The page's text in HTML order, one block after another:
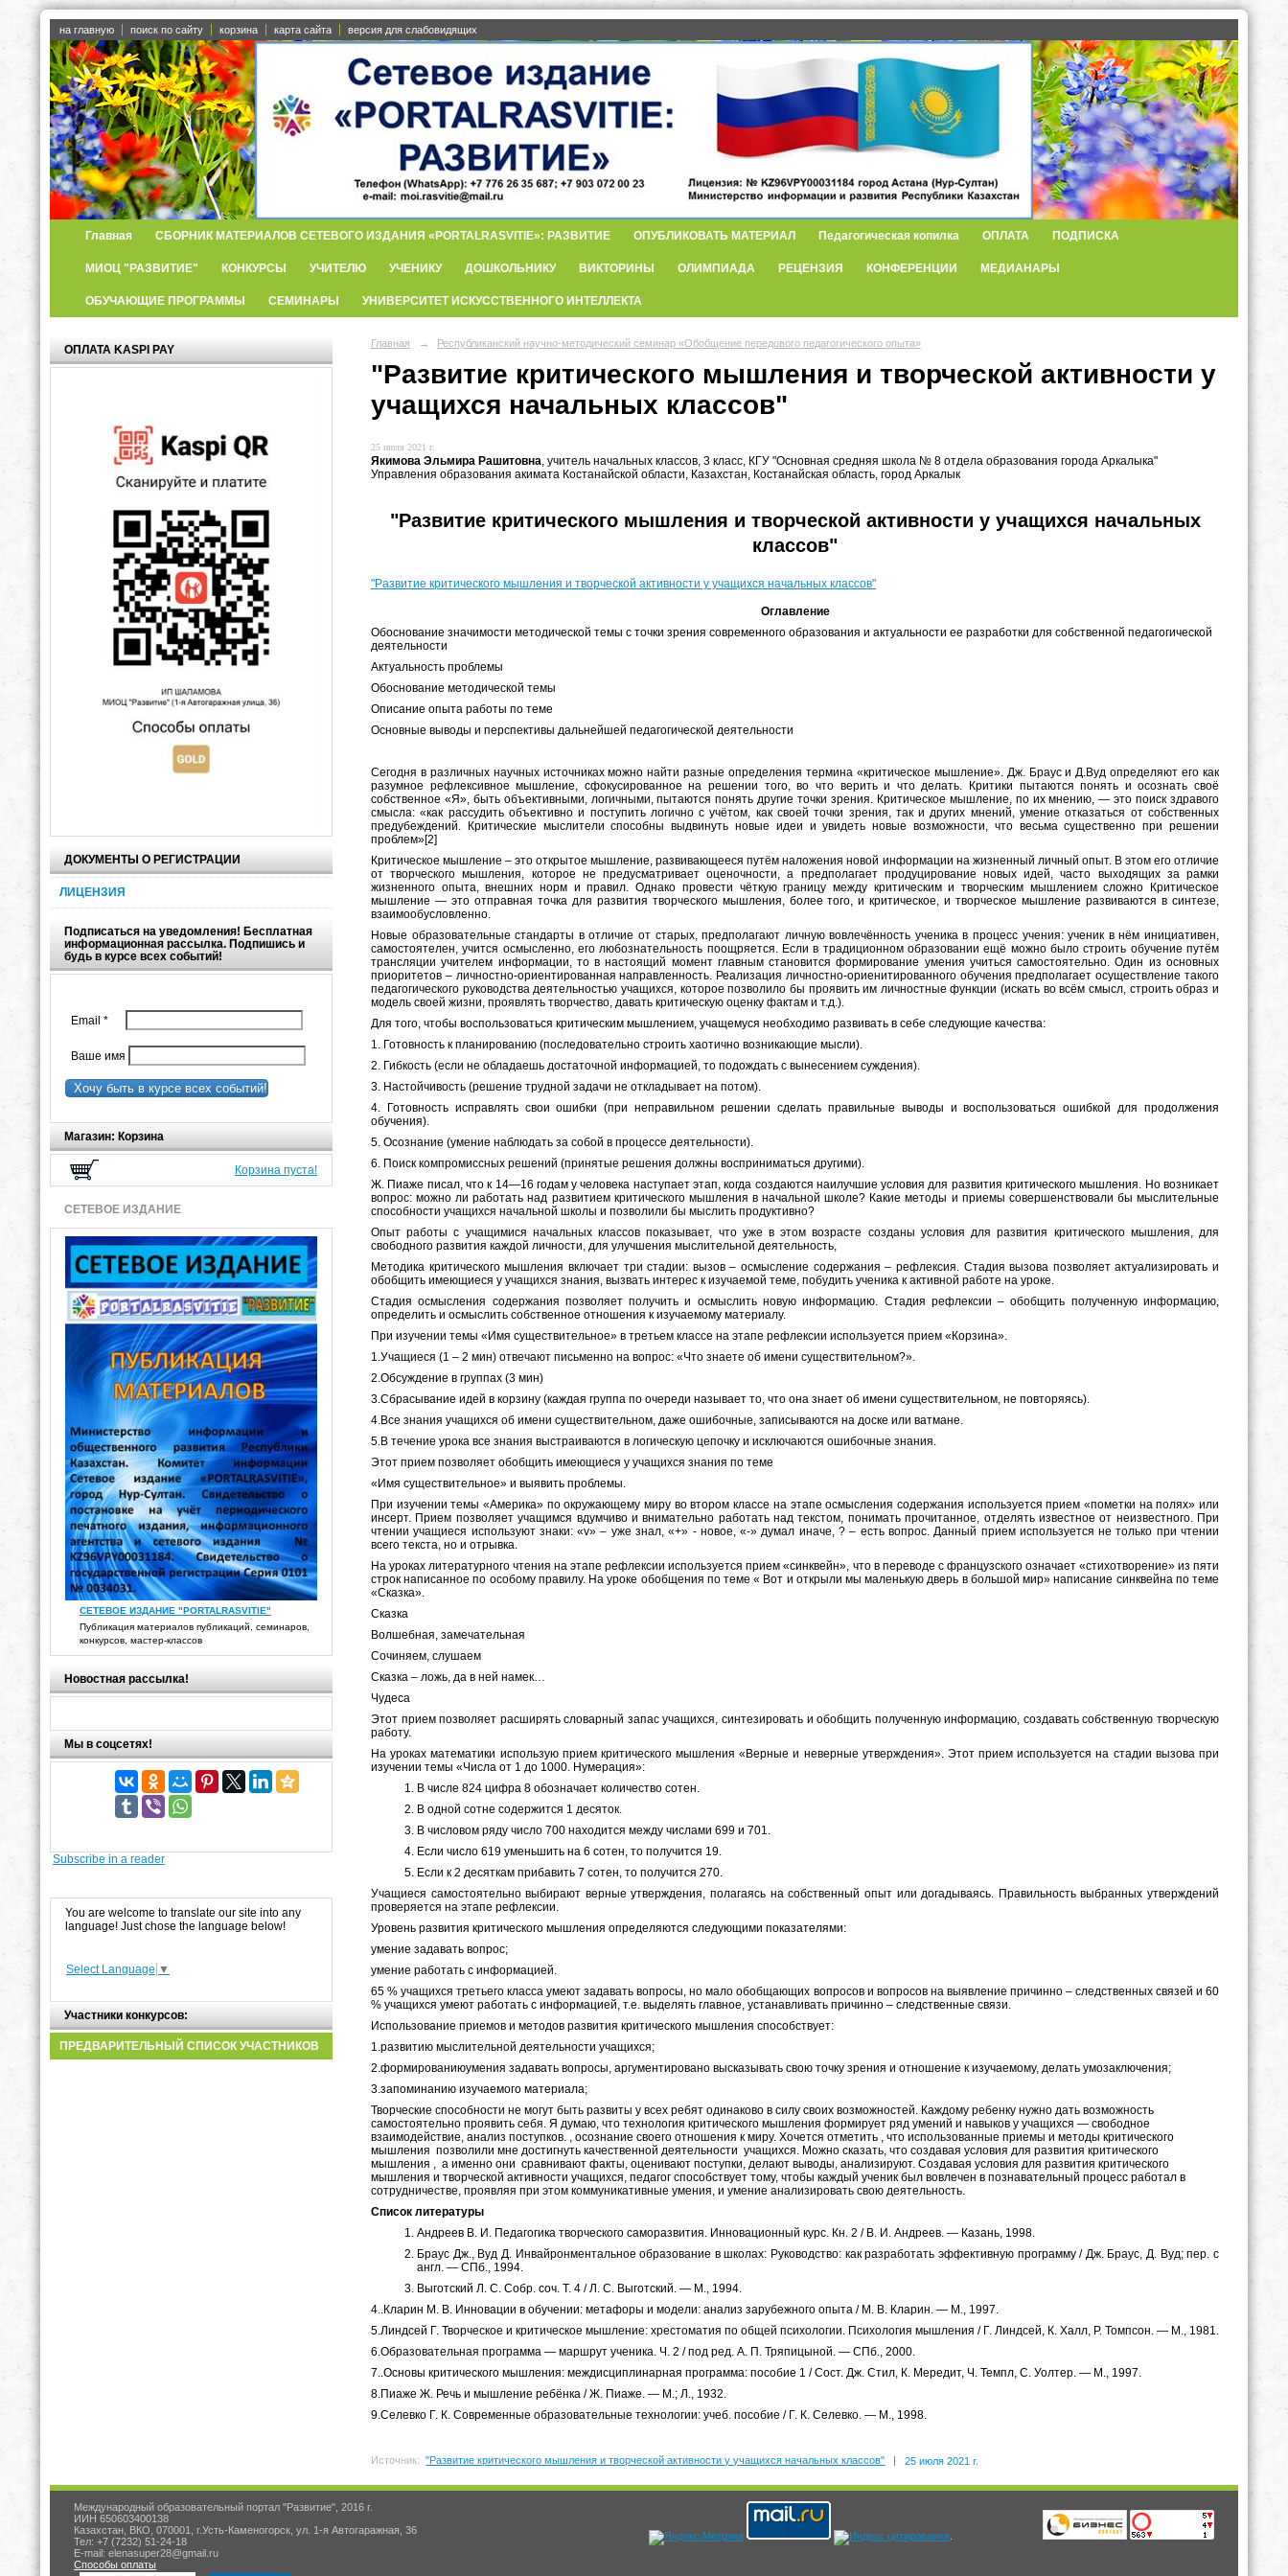
на главную поиск по сайту корзина карта сайта версия для слабовидящих
Главная СБОРНИК МАТЕРИАЛОВ СЕТЕВОГО ИЗДАНИЯ «PORTALRASVITIE»: РАЗВИТИЕ ОПУБЛИКОВАТЬ МАТЕРИАЛ Педагогическая копилка ОПЛАТА ПОДПИСКА
МИОЦ "РАЗВИТИЕ" КОНКУРСЫ УЧИТЕЛЮ УЧЕНИКУ ДОШКОЛЬНИКУ ВИКТОРИНЫ ОЛИМПИАДА РЕЦЕНЗИЯ КОНФЕРЕНЦИИ МЕДИАНАРЫ
ОБУЧАЮЩИЕ ПРОГРАММЫ СЕМИНАРЫ УНИВЕРСИТЕТ ИСКУССТВЕННОГО ИНТЕЛЛЕКТА
ОПЛАТА KASPI PAY
ДОКУМЕНТЫ О РЕГИСТРАЦИИ
ЛИЦЕНЗИЯ
Подписаться на уведомления! Бесплатная
информационная рассылка. Подпишись и
будь в курсе всех событий!
Email *
Ваше имя
Хочу быть в курсе всех событий!
Магазин: Корзина
Корзина пуста!
СЕТЕВОЕ ИЗДАНИЕ
СЕТЕВОЕ ИЗДАНИЕ "PORTALRASVITIE"
Публикация материалов публикаций, семинаров,
конкурсов, мастер-классов
Новостная рассылка!
Мы в соцсетях!
Subscribe in a reader
You are welcome to translate our site into any
language! Just chose the language below!
Select Language ▼
Участники конкурсов:
ПРЕДВАРИТЕЛЬНЫЙ СПИСОК УЧАСТНИКОВ
Главная → Республиканский научно-методический семинар «Обобщение передового педагогического опыта»
"Развитие критического мышления и творческой активности у
учащихся начальных классов"
25 июля 2021 г.
Якимова Эльмира Рашитовна , учитель начальных классов, 3 класс, КГУ "Основная средняя школа № 8 отдела образования города Аркалыка"
Управления образования акимата Костанайской области, Казахстан, Костанайская область, город Аркалык
"Развитие критического мышления и творческой активности у учащихся начальных
классов"
"Развитие критического мышления и творческой активности у учащихся начальных классов"
Оглавление
Обоснование значимости методической темы с точки зрения современного образования и актуальности ее разработки для собственной педагогической
деятельности
Актуальность проблемы
Обоснование методической темы
Описание опыта работы по теме
Основные выводы и перспективы дальнейшей педагогической деятельности
Сегодня в различных научных источниках можно найти разные определения термина «критическое мышление». Дж. Браус и Д.Вуд определяют его как
разумное рефлексивное мышление, сфокусированное на решении того, во что верить и что делать. Критики пытаются понять и осознать своё
собственное «Я», быть объективными, логичными, пытаются понять другие точки зрения. Критическое мышление, по их мнению, — это поиск здравого
смысла: «как рассудить объективно и поступить логично с учётом, как своей точки зрения, так и других мнений, умение отказаться от собственных
предубеждений. Критические мыслители способны выдвинуть новые идеи и увидеть новые возможности, что весьма существенно при решении
проблем»[2]
Критическое мышление – это открытое мышление, развивающееся путём наложения новой информации на жизненный личный опыт. В этом его отличие
от творческого мышления, которое не предусматривает оценочности, а предполагает продуцирование новых идей, часто выходящих за рамки
жизненного опыта, внешних норм и правил. Однако провести чёткую границу между критическим и творческим мышлением сложно Критическое
мышление — это отправная точка для развития творческого мышления, более того, и критическое, и творческое мышление развиваются в синтезе,
взаимообусловленно.
Новые образовательные стандарты в отличие от старых, предполагают личную вовлечённость ученика в процесс учения: ученик в нём инициативен,
самостоятелен, учится осмысленно, его любознательность поощряется. Если в традиционном образовании ещё можно было строить обучение путём
трансляции учителем информации, то в настоящий момент главным становится формирование умения учиться самостоятельно. Один из основных
приоритетов – личностно-ориентированная направленность. Реализация личностно-ориенитированного обучения предполагает осуществление такого
педагогического руководства деятельностью учащихся, которое позволило бы проявить им личностные функции (искать во всём смысл, строить образ и
модель своей жизни, проявлять творчество, давать критическую оценку фактам и т.д.).
Для того, чтобы воспользоваться критическим мышлением, учащемуся необходимо развивать в себе следующие качества:
1. Готовность к планированию (последовательно строить хаотично возникающие мысли).
2. Гибкость (если не обладаешь достаточной информацией, то подождать с вынесением суждения).
3. Настойчивость (решение трудной задачи не откладывает на потом).
4. Готовность исправлять свои ошибки (при неправильном решении сделать правильные выводы и воспользоваться ошибкой для продолжения
обучения).
5. Осознание (умение наблюдать за собой в процессе деятельности).
6. Поиск компромиссных решений (принятые решения должны восприниматься другими).
Ж. Пиаже писал, что к 14—16 годам у человека наступает этап, когда создаются наилучшие условия для развития критического мышления. Но возникает
вопрос: можно ли работать над развитием критического мышления в начальной школе? Какие методы и приемы совершенствовали бы мыслительные
способности учащихся начальной школы и позволили бы мыслить продуктивно?
Опыт работы с учащимися начальных классов показывает, что уже в этом возрасте созданы условия для развития критического мышления, для
свободного развития каждой личности, для улучшения мыслительной деятельность,
Методика критического мышления включает три стадии: вызов – осмысление содержания – рефлексия. Стадия вызова позволяет актуализировать и
обобщить имеющиеся у учащихся знания, вызвать интерес к изучаемой теме, побудить ученика к активной работе на уроке.
Стадия осмысления содержания позволяет получить и осмыслить новую информацию. Стадия рефлексии – обобщить полученную информацию,
определить и осмыслить собственное отношения к изучаемому материалу.
При изучении темы «Имя существительное» в третьем классе на этапе рефлексии используется прием «Корзина».
1.Учащиеся (1 – 2 мин) отвечают письменно на вопрос: «Что знаете об имени существительном?».
2.Обсуждение в группах (3 мин)
3.Сбрасывание идей в корзину (каждая группа по очереди называет то, что она знает об имени существительном, не повторяясь).
4.Все знания учащихся об имени существительном, даже ошибочные, записываются на доске или ватмане.
5.В течение урока все знания выстраиваются в логическую цепочку и исключаются ошибочные знания.
Этот прием позволяет обобщить имеющиеся у учащихся знания по теме
«Имя существительное» и выявить проблемы.
При изучении темы «Америка» по окружающему миру во втором классе на этапе осмысления содержания используется прием «пометки на полях» или
инсерт. Прием позволяет учащимся вдумчиво и внимательно работать над текстом, понимать прочитанное, отделять известное от неизвестного. При
чтении учащиеся используют знаки: «v» – уже знал, «+» - новое, «-» думал иначе, ? – есть вопрос. Данный прием используется не только при чтении
всего текста, но и отрывка.
На уроках литературного чтения на этапе рефлексии используется прием «синквейн», что в переводе с французского означает «стихотворение» из пяти
строк написанное по особому правилу. На уроке обобщения по теме « Вот и открыли мы маленькую дверь в большой мир» написание синквейна по теме
«Сказка».
Сказка
Волшебная, замечательная
Сочиняем, слушаем
Сказка – ложь, да в ней намек…
Чудеса
Этот прием позволяет расширять словарный запас учащихся, синтезировать и обобщить полученную информацию, создавать собственную творческую
работу.
На уроках математики использую прием критического мышления «Верные и неверные утверждения». Этот прием используется на стадии вызова при
изучении темы «Числа от 1 до 1000. Нумерация»:
В числе 824 цифра 8 обозначает количество сотен.
В одной сотне содержится 1 десяток.
В числовом ряду число 700 находится между числами 699 и 701.
Если число 619 уменьшить на 6 сотен, то получится 19.
Если к 2 десяткам прибавить 7 сотен, то получится 270.
Учащиеся самостоятельно выбирают верные утверждения, полагаясь на собственный опыт или догадываясь. Правильность выбранных утверждений
проверяется на этапе рефлексии.
Уровень развития критического мышления определяются следующими показателями:
умение задавать вопрос;
умение работать с информацией.
65 % учащихся третьего класса умеют задавать вопросы, но мало обобщающих вопросов и вопросов на выявление причинно – следственных связей и 60
% учащихся умеют работать с информацией, т.е. выделять главное, устанавливать причинно – следственные связи.
Использование приемов и методов развития критического мышления способствует:
1.развитию мыслительной деятельности учащихся;
2.формированиюумения задавать вопросы, аргументировано высказывать свою точку зрения и отношение к изучаемому, делать умозаключения;
3.запоминанию изучаемого материала;
Творческие способности не могут быть развиты у всех ребят одинаково в силу своих возможностей. Каждому ребенку нужно дать возможность
самостоятельно проявить себя. Я думаю, что технология критического мышления формирует ряд умений и навыков у учащихся — свободное
взаимодействие, анализ поступков. , осознание своего отношения к миру. Хочется отметить , что использованные приемы и методы критического
мышления позволили мне достигнуть качественной деятельности учащихся. Можно сказать, что создавая условия для развития критического
мышления , а именно они сравнивают факты, оценивают поступки, делают выводы, анализируют. Создавая условия для развития критического
мышления и творческой активности учащихся, педагог способствует тому, чтобы каждый ученик был вовлечен в познавательный процесс работал в
сотрудничестве, проявляя при этом коммуникативные умения, и умение анализировать свою деятельность.
Список литературы
Андреев В. И. Педагогика творческого саморазвития. Инно­вационный курс. Кн. 2 / В. И. Андреев. — Казань, 1998.
Браус Дж., Вуд Д. Инвайронментальное образование в шко­лах: Руководство: как разработать эффективную программу / Дж. Браус, Д. Вуд; пер. с
англ. — СПб., 1994.
Выготский Л. С. Собр. соч. Т. 4 / Л. С. Выготский. — М., 1994.
4..Кларин М. В. Инновации в обучении: метафоры и модели: анализ зарубежного опыта / М. В. Кларин. — М., 1997.
5.Линдсей Г. Творческое и критическое мышление: хрестоматия по общей психологии. Психология мышления / Г. Линдсей, К. Халл, Р. Томпсон. — М., 1981.
6.Образовательная программа — маршрут ученика. Ч. 2 / под ред. А. П. Тряпицыной. — СПб., 2000.
7..Основы критического мышления: междисциплинарная програм­ма: пособие 1 / Сост. Дж. Стил, К. Мередит, Ч. Темпл, С. Уолтер. — М., 1997.
8.Пиаже Ж. Речь и мышление ребёнка / Ж. Пиаже. — М.; Л., 1932.
9.Селевко Г. К. Современные образовательные технологии: учеб. пособие / Г. К. Селевко. — М., 1998.
Источник: "Развитие критического мышления и творческой активности у учащихся начальных классов" 25 июля 2021 г.
Международный образовательный портал "Развитие", 2016 г.
ИИН 650603400138
Казахстан, ВКО, 070001, г.Усть-Каменогорск, ул. 1-я Автогаражная, 36
Тел: +7 (7232) 51-24-18
E-mail: elenasuper28@gmail.ru
Способы оплаты